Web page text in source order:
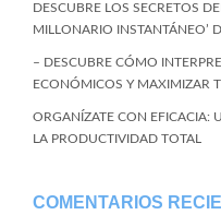
DESCUBRE LOS SECRETOS
MILLONARIO INSTANTÁNEO’
– DESCUBRE CÓMO
ECONÓMICOS Y MAXIMIZAR
ORGANÍZATE CON EFICACIA:
LA PRODUCTIVIDAD TOTAL
COMENTARIOS